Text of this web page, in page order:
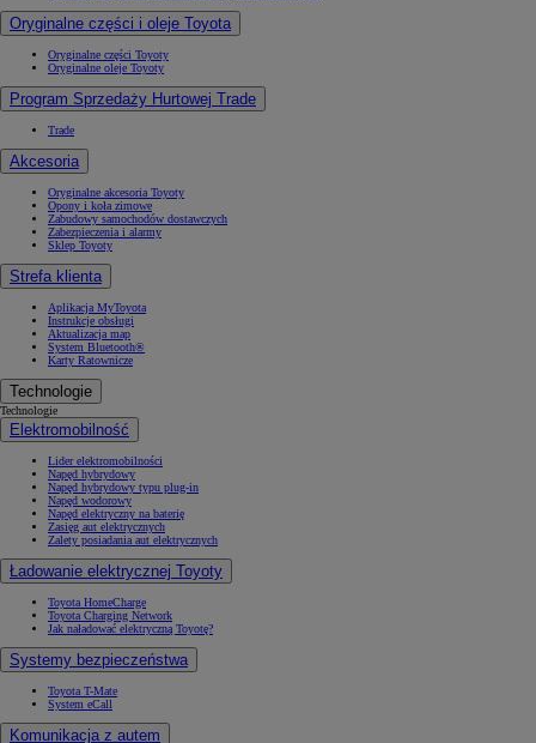
Oryginalne części i oleje Toyota
Oryginalne części Toyoty
Oryginalne oleje Toyoty
Program Sprzedaży Hurtowej Trade
Trade
Akcesoria
Oryginalne akcesoria Toyoty
Opony i koła zimowe
Zabudowy samochodów dostawczych
Zabezpieczenia i alarmy
Sklep Toyoty
Strefa klienta
Aplikacja MyToyota
Instrukcje obsługi
Aktualizacja map
System Bluetooth®
Karty Ratownicze
Technologie
Technologie
Elektromobilność
Lider elektromobilności
Napęd hybrydowy
Napęd hybrydowy typu plug-in
Napęd wodorowy
Napęd elektryczny na baterię
Zasięg aut elektrycznych
Zalety posiadania aut elektrycznych
Ładowanie elektrycznej Toyoty
Toyota HomeCharge
Toyota Charging Network
Jak naładować elektryczną Toyotę?
Systemy bezpieczeństwa
Toyota T-Mate
System eCall
Komunikacja z autem